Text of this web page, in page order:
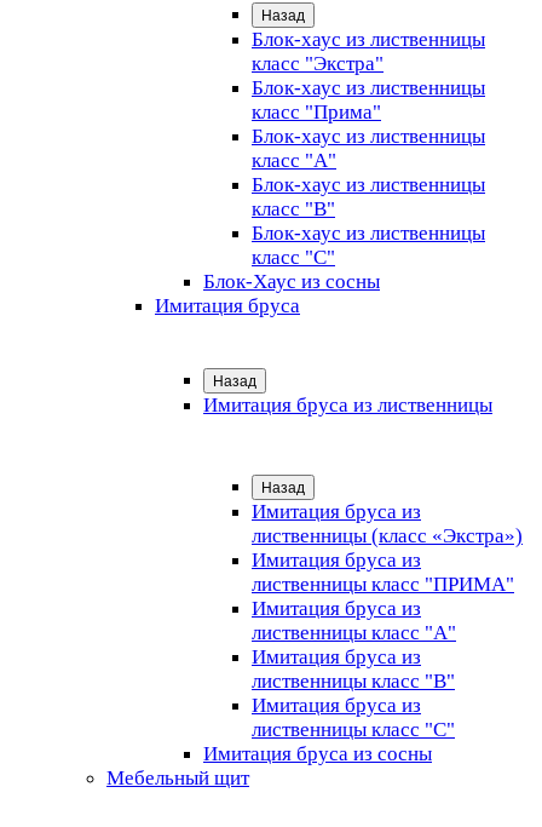
Назад
Блок-хаус из лиственницы
класс "Экстра"
Блок-хаус из лиственницы
класс "Прима"
Блок-хаус из лиственницы
класс "А"
Блок-хаус из лиственницы
класс "B"
Блок-хаус из лиственницы
класс "C"
Блок-Хаус из сосны
Имитация бруса
Назад
Имитация бруса из лиственницы
Назад
Имитация бруса из
лиственницы (класс «Экстра»)
Имитация бруса из
лиственницы класс "ПРИМА"
Имитация бруса из
лиственницы класс "А"
Имитация бруса из
лиственницы класс "B"
Имитация бруса из
лиственницы класс "C"
Имитация бруса из сосны
Мебельный щит